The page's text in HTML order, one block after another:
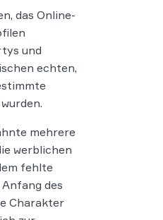
das Online-
und
echten,
mehrere
werblichen
fehlte
des
Charakter